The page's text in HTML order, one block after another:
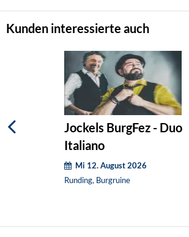
Kunden interessierte auch
Jockels BurgFez - Duo
Italiano
Mi 12. August 2026
Runding, Burgruine